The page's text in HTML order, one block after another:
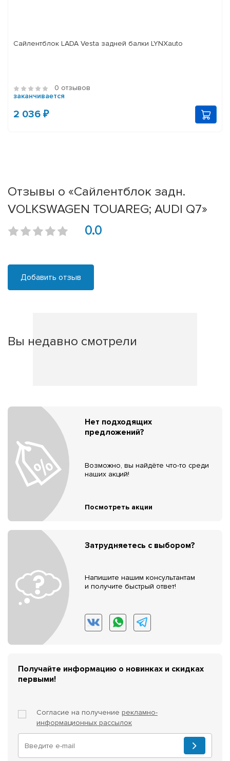
Сайлентблок LADA Vesta задней балки LYNXauto
0 отзывов
заканчивается
2 036 ₽
Отзывы о «Сайлентблок задн.
VOLKSWAGEN TOUAREG; AUDI Q7»
0.0
Добавить отзыв
Вы недавно смотрели
Нет подходящих
предложений?
Возможно, вы найдёте что-то среди
наших акций!
Посмотреть акции
Затрудняетесь с выбором?
Напишите нашим консультантам
и получите быстрый ответ!
Получайте информацию о новинках и скидках
первыми!
Согласие на получение рекламно-
информационных рассылок